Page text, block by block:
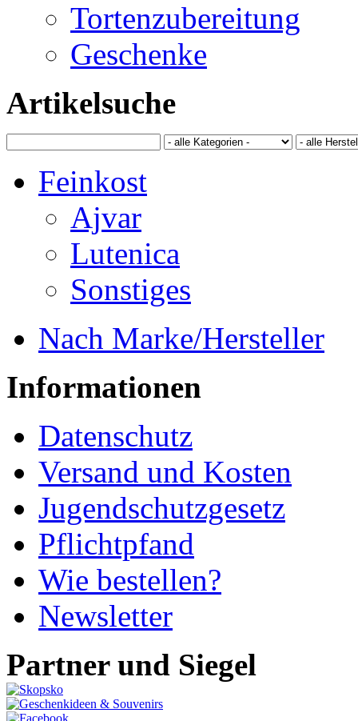
Tortenzubereitung
Geschenke
Artikelsuche
Feinkost
Ajvar
Lutenica
Sonstiges
Nach Marke/Hersteller
Informationen
Datenschutz
Versand und Kosten
Jugendschutzgesetz
Pflichtpfand
Wie bestellen?
Newsletter
Partner und Siegel